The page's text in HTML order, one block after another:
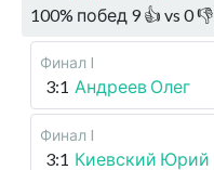
100% побед 9👍 vs 0👎
Финал I
3:1 Андреев Олег
Финал I
3:1 Киевский Юрий